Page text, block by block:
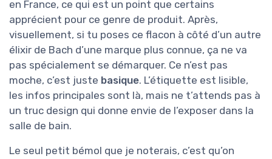
en France, ce qui est un point que certains
apprécient pour ce genre de produit. Après,
visuellement, si tu poses ce flacon à côté d’un autre
élixir de Bach d’une marque plus connue, ça ne va
pas spécialement se démarquer. Ce n’est pas
moche, c’est juste basique. L’étiquette est lisible,
les infos principales sont là, mais ne t’attends pas à
un truc design qui donne envie de l’exposer dans la
salle de bain.
Le seul petit bémol que je noterais, c’est qu’on